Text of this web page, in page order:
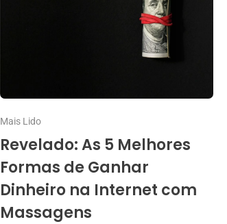
Mais Lido
Revelado: As 5 Melhores
Formas de Ganhar
Dinheiro na Internet com
Massagens